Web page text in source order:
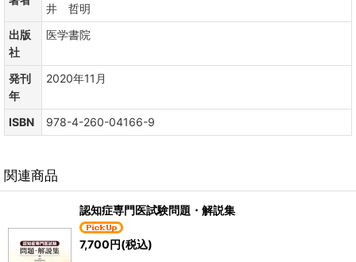
井 哲明
出版
社
医学書院
発刊
年
2020年11月
ISBN 978-4-260-04166-9
関連商品
認知症専門医試験問題・解説集
7,700円(税込)